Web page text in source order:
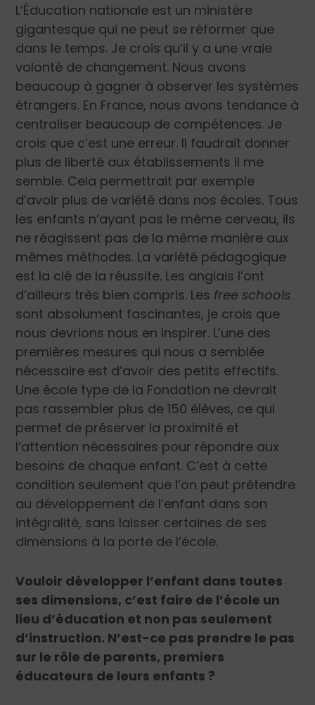
L’Éducation nationale est un ministère
gigantesque qui ne peut se réformer que
dans le temps. Je crois qu’il y a une vraie
volonté de changement. Nous avons
beaucoup à gagner à observer les systèmes
étrangers. En France, nous avons tendance à
centraliser beaucoup de compétences. Je
crois que c’est une erreur. Il faudrait donner
plus de liberté aux établissements il me
semble. Cela permettrait par exemple
d’avoir plus de variété dans nos écoles. Tous
les enfants n’ayant pas le même cerveau, ils
ne réagissent pas de la même manière aux
mêmes méthodes. La variété pédagogique
est la clé de la réussite. Les anglais l’ont
d’ailleurs très bien compris. Les free schools
sont absolument fascinantes, je crois que
nous devrions nous en inspirer. L’une des
premières mesures qui nous a semblée
nécessaire est d’avoir des petits effectifs.
Une école type de la Fondation ne devrait
pas rassembler plus de 150 élèves, ce qui
permet de préserver la proximité et
l’attention nécessaires pour répondre aux
besoins de chaque enfant. C’est à cette
condition seulement que l’on peut prétendre
au développement de l’enfant dans son
intégralité, sans laisser certaines de ses
dimensions à la porte de l’école.
Vouloir développer l’enfant dans toutes
ses dimensions, c’est faire de l’école un
lieu d’éducation et non pas seulement
d’instruction. N’est-ce pas prendre le pas
sur le rôle de parents, premiers
éducateurs de leurs enfants ?